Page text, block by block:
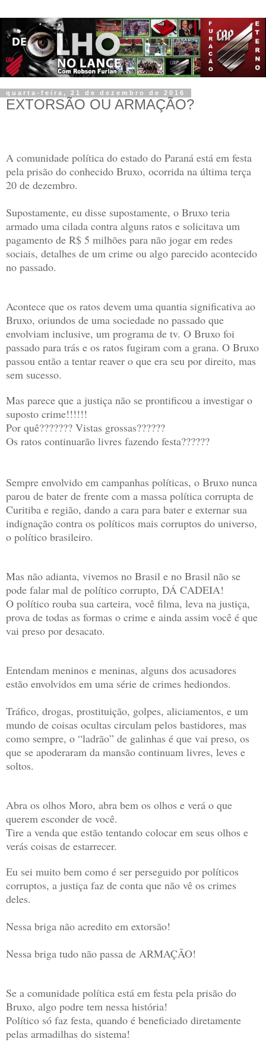
quarta-feira, 21 de dezembro de 2016
EXTORSÃO OU ARMAÇÃO?
A comunidade política do estado do Paraná está em festa
pela prisão do conhecido Bruxo, ocorrida na última terça
20 de dezembro.
Supostamente, eu disse supostamente, o Bruxo teria
armado uma cilada contra alguns ratos e solicitava um
pagamento de R$ 5 milhões para não jogar em redes
sociais, detalhes de um crime ou algo parecido acontecido
no passado.
Acontece que os ratos devem uma quantia significativa ao
Bruxo, oriundos de uma sociedade no passado que
envolviam inclusive, um programa de tv. O Bruxo foi
passado para trás e os ratos fugiram com a grana. O Bruxo
passou então a tentar reaver o que era seu por direito, mas
sem sucesso.
Mas parece que a justiça não se prontificou a investigar o
suposto crime!!!!!!
Por quê??????? Vistas grossas??????
Os ratos continuarão livres fazendo festa??????
Sempre envolvido em campanhas políticas, o Bruxo nunca
parou de bater de frente com a massa política corrupta de
Curitiba e região, dando a cara para bater e externar sua
indignação contra os políticos mais corruptos do universo,
o político brasileiro.
Mas não adianta, vivemos no Brasil e no Brasil não se
pode falar mal de político corrupto, DÁ CADEIA!
O político rouba sua carteira, você filma, leva na justiça,
prova de todas as formas o crime e ainda assim você é que
vai preso por desacato.
Entendam meninos e meninas, alguns dos acusadores
estão envolvidos em uma série de crimes hediondos.
Tráfico, drogas, prostituição, golpes, aliciamentos, e um
mundo de coisas ocultas circulam pelos bastidores, mas
como sempre, o “ladrão” de galinhas é que vai preso, os
que se apoderaram da mansão continuam livres, leves e
soltos.
Abra os olhos Moro, abra bem os olhos e verá o que
querem esconder de você.
Tire a venda que estão tentando colocar em seus olhos e
verás coisas de estarrecer.
Eu sei muito bem como é ser perseguido por políticos
corruptos, a justiça faz de conta que não vê os crimes
deles.
Nessa briga não acredito em extorsão!
Nessa briga tudo não passa de ARMAÇÃO!
Se a comunidade política está em festa pela prisão do
Bruxo, algo podre tem nessa história!
Político só faz festa, quando é beneficiado diretamente
pelas armadilhas do sistema!